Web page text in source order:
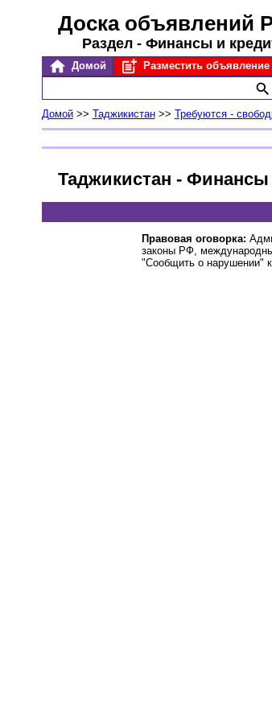
Доска объявлений
Раздел - Финансы и
Домой Разместить объявление
Домой>> Таджикистан>> Требуются -
Таджикистан - Финансы
Правовая оговорка:
законы РФ,
"Сообщить о нарушении"